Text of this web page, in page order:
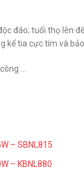
đáo; tuổi thọ lên
kể tia cực tím và
…
– SBNL815
– KBNL880